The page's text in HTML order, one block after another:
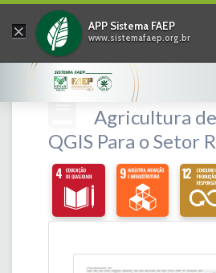
× APP Sistema FAEP
www.sistemafaep.org.br
Agricultura de
QGIS Para o Setor